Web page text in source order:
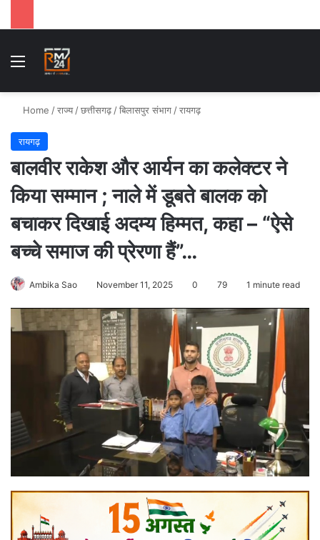
Menu
Home /राज्य /छत्तीसगढ़ /बिलासपुर संभाग /रायगढ़
रायगढ़
बालवीर राकेश और आर्यन का कलेक्टर ने
किया सम्मान ; नाले में डूबते बालक को
बचाकर दिखाई अदम्य हिम्मत, कहा – “ऐसे
बच्चे समाज की प्रेरणा हैं”…
Ambika Sao November 11, 2025 0 79 1 minute read